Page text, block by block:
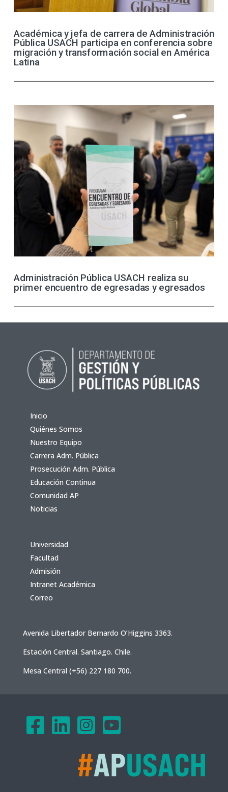
Académica y jefa de carrera de Administración
Pública USACH participa en conferencia sobre
migración y transformación social en América
Latina
Administración Pública USACH realiza su
primer encuentro de egresadas y egresados
Inicio
Quiénes Somos
Nuestro Equipo
Carrera Adm. Pública
Prosecución Adm. Pública
Educación Continua
Comunidad AP
Noticias
Universidad
Facultad
Admisión
Intranet Académica
Correo
Avenida Libertador Bernardo O’Higgins 3363.
Estación Central. Santiago. Chile.
Mesa Central (+56) 227 180 700.
   